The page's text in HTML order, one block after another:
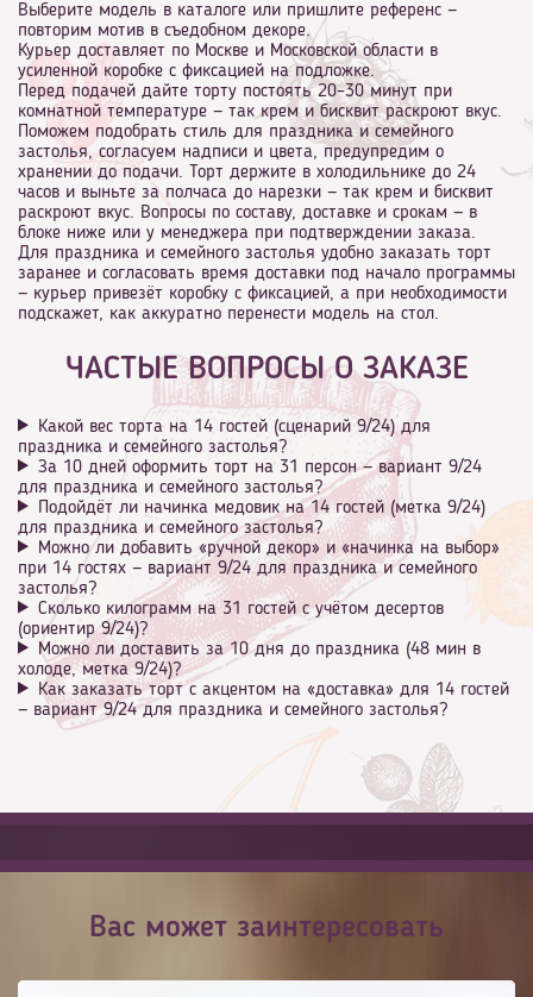
Выберите модель в каталоге или пришлите референс —
повторим мотив в съедобном декоре.
Курьер доставляет по Москве и Московской области в
усиленной коробке с фиксацией на подложке.
Перед подачей дайте торту постоять 20–30 минут при
комнатной температуре — так крем и бисквит раскроют вкус.
Поможем подобрать стиль для праздника и семейного
застолья, согласуем надписи и цвета, предупредим о
хранении до подачи. Торт держите в холодильнике до 24
часов и выньте за полчаса до нарезки — так крем и бисквит
раскроют вкус. Вопросы по составу, доставке и срокам — в
блоке ниже или у менеджера при подтверждении заказа.
Для праздника и семейного застолья удобно заказать торт
заранее и согласовать время доставки под начало программы
— курьер привезёт коробку с фиксацией, а при необходимости
подскажет, как аккуратно перенести модель на стол.
ЧАСТЫЕ ВОПРОСЫ О ЗАКАЗЕ
Какой вес торта на 14 гостей (сценарий 9/24) для
праздника и семейного застолья?
За 10 дней оформить торт на 31 персон — вариант 9/24
для праздника и семейного застолья?
Подойдёт ли начинка медовик на 14 гостей (метка 9/24)
для праздника и семейного застолья?
Можно ли добавить «ручной декор» и «начинка на выбор»
при 14 гостях — вариант 9/24 для праздника и семейного
застолья?
Сколько килограмм на 31 гостей с учётом десертов
(ориентир 9/24)?
Можно ли доставить за 10 дня до праздника (48 мин в
холоде, метка 9/24)?
Как заказать торт с акцентом на «доставка» для 14 гостей
— вариант 9/24 для праздника и семейного застолья?
Вас может заинтересовать